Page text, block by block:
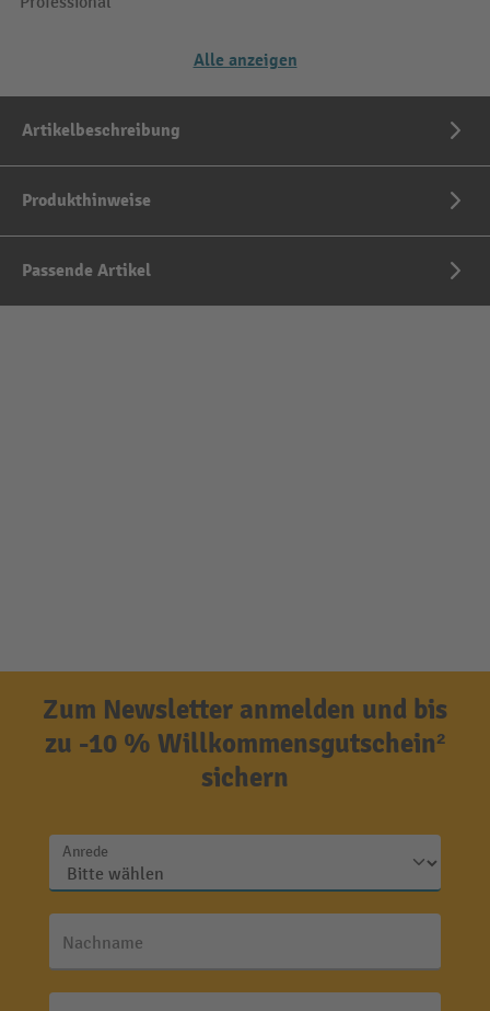
Alle anzeigen
Artikelbeschreibung
Produkthinweise
Passende Artikel
Zum Newsletter anmelden und bis
zu -10 % Willkommensgutschein²
sichern
Anrede
Nachname